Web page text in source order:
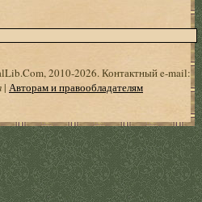
2010-2026. Контактный e-mail:
| Авторам и правообладателям